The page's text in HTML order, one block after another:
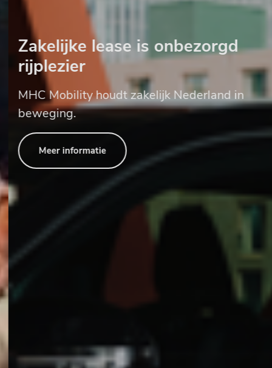
Zakelijke lease is onbezorgd
rijplezier
MHC Mobility houdt zakelijk Nederland in
beweging.
Meer informatie